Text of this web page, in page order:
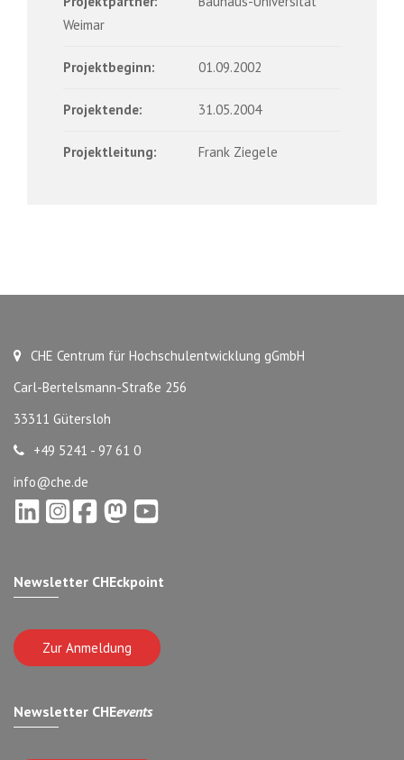
Weimar
Projektbeginn: 01.09.2002
Projektende: 31.05.2004
Projektleitung: Frank Ziegele
CHE Centrum für Hochschulentwicklung gGmbH
Carl-Bertelsmann-Straße 256
33311 Gütersloh
+49 5241 - 97 61 0
info@che.de
Newsletter CHEckpoint
Zur Anmeldung
Newsletter CHEevents